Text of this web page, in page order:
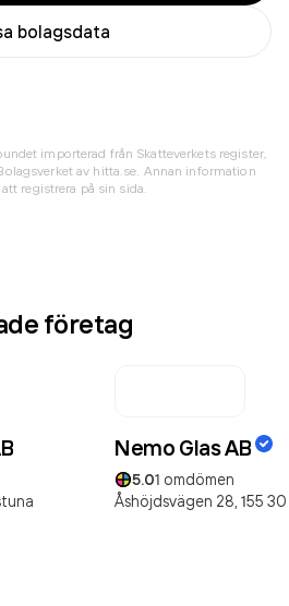
bolagsdata
importerad från Skatteverkets register,
av hitta.se. Annan information
registrera på sin sida.
företag
Nemo Glas AB
5.01 omdömen
Åshöjdsvägen 28, 155 30